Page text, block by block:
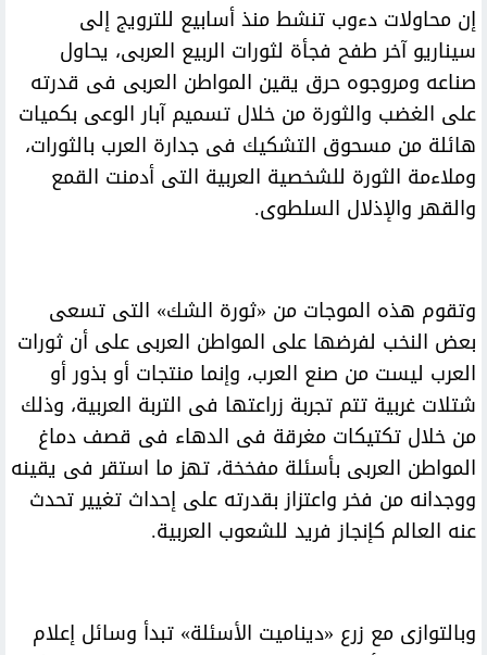
إن محاولات دءوب تنشط منذ أسابيع للترويج إلى
سيناريو آخر طفح فجأة لثورات الربيع العربى، يحاول
صناعه ومروجوه حرق يقين المواطن العربى فى قدرته
على الغضب والثورة من خلال تسميم آبار الوعى بكميات
هائلة من مسحوق التشكيك فى جدارة العرب بالثورات،
وملاءمة الثورة للشخصية العربية التى أدمنت القمع
والقهر والإذلال السلطوى.
وتقوم هذه الموجات من «ثورة الشك» التى تسعى
بعض النخب لفرضها على المواطن العربى على أن ثورات
العرب ليست من صنع العرب، وإنما منتجات أو بذور أو
شتلات غربية تتم تجربة زراعتها فى التربة العربية، وذلك
من خلال تكتيكات مغرقة فى الدهاء فى قصف دماغ
المواطن العربى بأسئلة مفخخة، تهز ما استقر فى يقينه
ووجدانه من فخر واعتزاز بقدرته على إحداث تغيير تحدث
عنه العالم كإنجاز فريد للشعوب العربية.
وبالتوازى مع زرع «ديناميت الأسئلة» تبدأ وسائل إعلام